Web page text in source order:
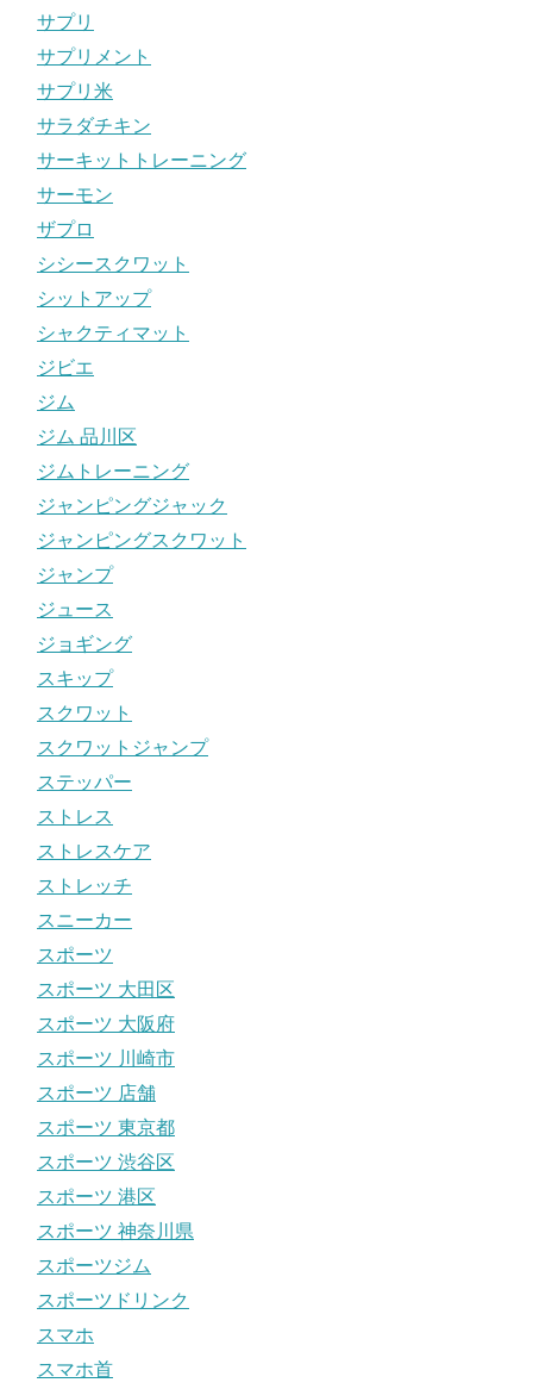
サプリ
サプリメント
サプリ米
サラダチキン
サーキットトレーニング
サーモン
ザプロ
シシースクワット
シットアップ
シャクティマット
ジビエ
ジム
ジム 品川区
ジムトレーニング
ジャンピングジャック
ジャンピングスクワット
ジャンプ
ジュース
ジョギング
スキップ
スクワット
スクワットジャンプ
ステッパー
ストレス
ストレスケア
ストレッチ
スニーカー
スポーツ
スポーツ 大田区
スポーツ 大阪府
スポーツ 川崎市
スポーツ 店舗
スポーツ 東京都
スポーツ 渋谷区
スポーツ 港区
スポーツ 神奈川県
スポーツジム
スポーツドリンク
スマホ
スマホ首